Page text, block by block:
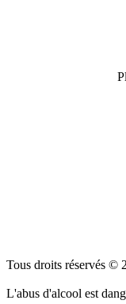
Tous droits réservés ©
L'abus d'alcool est